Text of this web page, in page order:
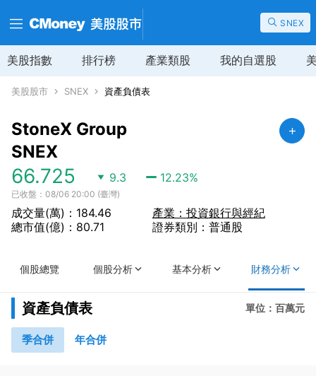
SNEX
美股指數 排行榜 產業類股 我的自選股
美股股市 SNEX 資產負債表
StoneX Group
SNEX
66.725 9.3 12.23%
已收盤：08/06 20:00 (臺灣)
成交量(萬)：184.46
總市值(億)：80.71
產業：投資銀行與經紀
證券類別：普通股
個股總覽 個股分析 基本分析 財務分析
資產負債表 單位：百萬元
季合併 年合併